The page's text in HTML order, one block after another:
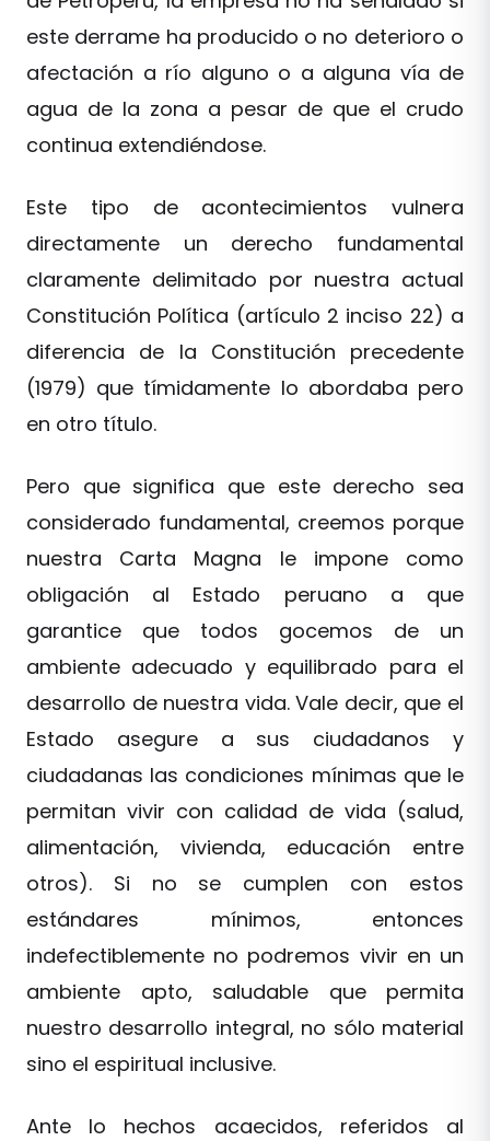
este derrame ha producido o no deterioro o
afectación a río alguno o a alguna vía de
agua de la zona a pesar de que el crudo
continua extendiéndose.
Este tipo de acontecimientos vulnera
directamente un derecho fundamental
claramente delimitado por nuestra actual
Constitución Política (artículo 2 inciso 22) a
diferencia de la Constitución precedente
(1979) que tímidamente lo abordaba pero
en otro título.
Pero que significa que este derecho sea
considerado fundamental, creemos porque
nuestra Carta Magna le impone como
obligación al Estado peruano a que
garantice que todos gocemos de un
ambiente adecuado y equilibrado para el
desarrollo de nuestra vida. Vale decir, que el
Estado asegure a sus ciudadanos y
ciudadanas las condiciones mínimas que le
permitan vivir con calidad de vida (salud,
alimentación, vivienda, educación entre
otros). Si no se cumplen con estos
estándares mínimos, entonces
indefectiblemente no podremos vivir en un
ambiente apto, saludable que permita
nuestro desarrollo integral, no sólo material
sino el espiritual inclusive.
Ante lo hechos acaecidos, referidos al